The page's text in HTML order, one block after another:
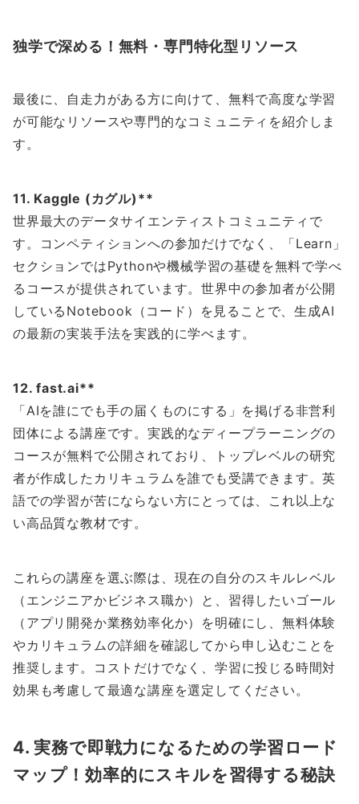
独学で深める！無料・専門特化型リソース
最後に、自走力がある方に向けて、無料で高度な学習
が可能なリソースや専門的なコミュニティを紹介しま
す。
11. Kaggle (カグル)**
世界最大のデータサイエンティストコミュニティで
す。コンペティションへの参加だけでなく、「Learn」
セクションではPythonや機械学習の基礎を無料で学べ
るコースが提供されています。世界中の参加者が公開
しているNotebook（コード）を見ることで、生成AI
の最新の実装手法を実践的に学べます。
12. fast.ai**
「AIを誰にでも手の届くものにする」を掲げる非営利
団体による講座です。実践的なディープラーニングの
コースが無料で公開されており、トップレベルの研究
者が作成したカリキュラムを誰でも受講できます。英
語での学習が苦にならない方にとっては、これ以上な
い高品質な教材です。
これらの講座を選ぶ際は、現在の自分のスキルレベル
（エンジニアかビジネス職か）と、習得したいゴール
（アプリ開発か業務効率化か）を明確にし、無料体験
やカリキュラムの詳細を確認してから申し込むことを
推奨します。コストだけでなく、学習に投じる時間対
効果も考慮して最適な講座を選定してください。
4. 実務で即戦力になるための学習ロード
マップ！効率的にスキルを習得する秘訣